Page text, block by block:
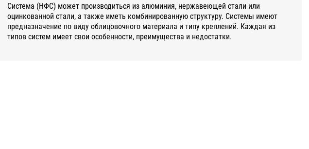
Система (НФС) может производиться из алюминия, нержавеющей стали или
оцинкованной стали, а также иметь комбинированную структуру. Системы имеют
предназначение по виду облицовочного материала и типу креплений. Каждая из
типов систем имеет свои особенности, преимущества и недостатки.